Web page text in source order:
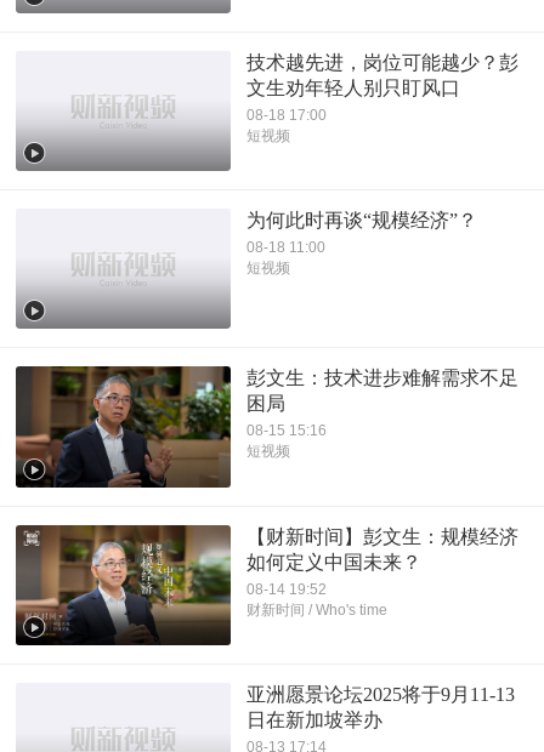
技术越先进，岗位可能越少？彭
文生劝年轻人别只盯风口
08-18 17:00
短视频
为何此时再谈“规模经济”？
08-18 11:00
短视频
彭文生：技术进步难解需求不足
困局
08-15 15:16
短视频
【财新时间】彭文生：规模经济
如何定义中国未来？
08-14 19:52
财新时间 / Who's time
亚洲愿景论坛2025将于9月11-13
日在新加坡举办
08-13 17:14